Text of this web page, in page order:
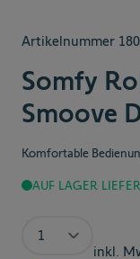
Artikelnummer
Somfy
Smoove
Komfortable
AUF LAGER
inkl.